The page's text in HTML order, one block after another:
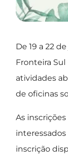
De 19 a 22
Fronteira Sul
atividades
de oficinas
As
inscrição